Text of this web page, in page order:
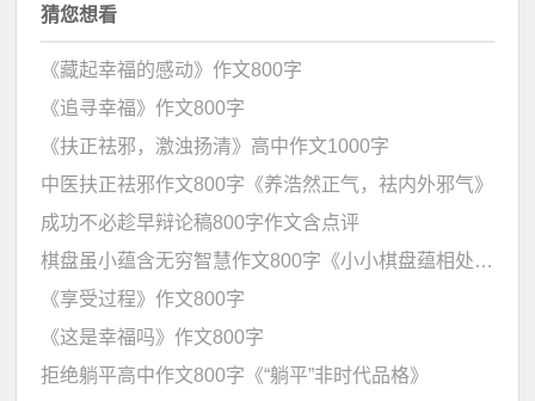
猜您想看
《藏起幸福的感动》作文800字
《追寻幸福》作文800字
《扶正祛邪，激浊扬清》高中作文1000字
中医扶正祛邪作文800字《养浩然正气，祛内外邪气》
成功不必趁早辩论稿800字作文含点评
棋盘虽小蕴含无穷智慧作文800字《小小棋盘蕴相处智慧，你中有我共谋发展》
《享受过程》作文800字
《这是幸福吗》作文800字
拒绝躺平高中作文800字《“躺平”非时代品格》